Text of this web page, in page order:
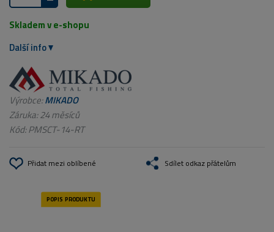
Skladem v e-shopu
Další info
Výrobce:MIKADO
Záruka: 24 měsíců
Kód:PMSCT-14-RT
Přidat mezi oblíbené Sdílet odkaz přátelům